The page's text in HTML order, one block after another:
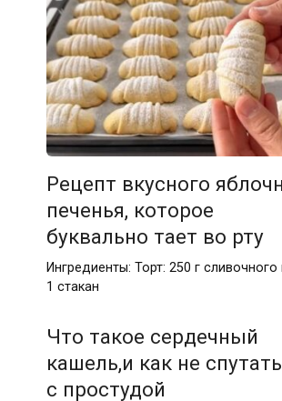
Рецепт вкусного
печенья, которое
буквально тает во рту
Ингредиенты: Торт: 250 г
1 стакан
Что такое сердечный
кашель,и как не
с простудой